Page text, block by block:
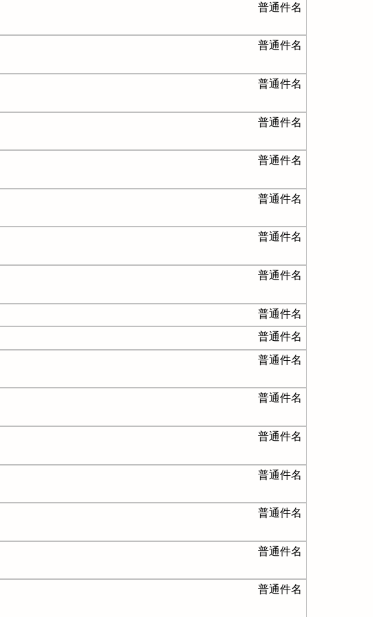
普通件名
普通件名
普通件名
普通件名
普通件名
普通件名
普通件名
普通件名
普通件名
普通件名
普通件名
普通件名
普通件名
普通件名
普通件名
普通件名
普通件名